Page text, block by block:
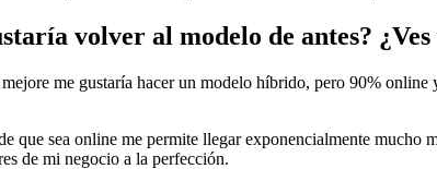
volver al modelo de antes?
me gustaría hacer un modelo híbrido, pero 90%
que sea online me permite llegar exponencialmente mucho
de mi negocio a la perfección.